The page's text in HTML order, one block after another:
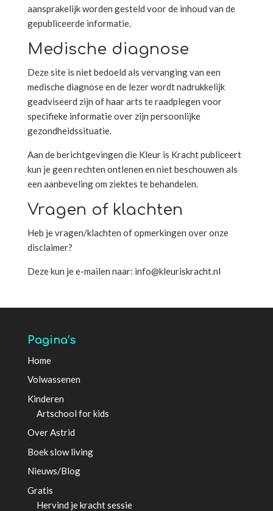
aansprakelijk worden gesteld voor de inhoud van de
gepubliceerde informatie.
Medische diagnose
Deze site is niet bedoeld als vervanging van een
medische diagnose en de lezer wordt nadrukkelijk
geadviseerd zijn of haar arts te raadplegen voor
specifieke informatie over zijn persoonlijke
gezondheidssituatie.
Aan de berichtgevingen die Kleur is Kracht publiceert
kun je geen rechten ontlenen en niet beschouwen als
een aanbeveling om ziektes te behandelen.
Vragen of klachten
Heb je vragen/klachten of opmerkingen over onze
disclaimer?
Deze kun je e-mailen naar: info@kleuriskracht.nl
Pagina’s
Home
Volwassenen
Kinderen
Artschool for kids
Over Astrid
Boek slow living
Nieuws/Blog
Gratis
Hervind je kracht sessie